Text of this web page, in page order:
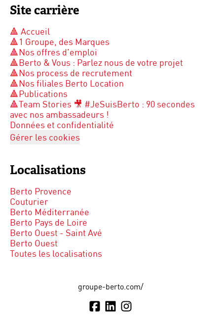
Site carrière
🔺 Accueil
🔺1 Groupe, des Marques
🔺Nos offres d'emploi
🔺Berto & Vous : Parlez nous de votre projet
🔺Nos process de recrutement
🔺Nos filiales Berto Location
🔺Publications
🔺Team Stories 🎥 #JeSuisBerto : 90 secondes
avec nos ambassadeurs !
Données et confidentialité
Gérer les cookies
Localisations
Berto Provence
Couturier
Berto Méditerranée
Berto Pays de Loire
Berto Ouest - Saint Avé
Berto Ouest
Toutes les localisations
groupe-berto.com/